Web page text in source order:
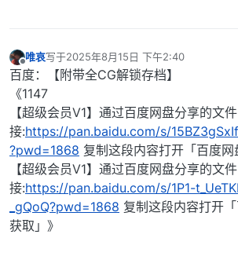
离线
唯哀写于2025年8月15日 下午2:40
最后由 编辑
百度：【附带全CG解锁存档】
《1147
【超级会员V1】通过百度网盘分享的文
接:https://pan.baidu.com/s/
?pwd=1868 复制这段内容打开「百度网
【超级会员V1】通过百度网盘分享的文
接:https://pan.baidu.com/s/1P1-
_gQoQ?pwd=1868 复制这段内容打开
获取」》